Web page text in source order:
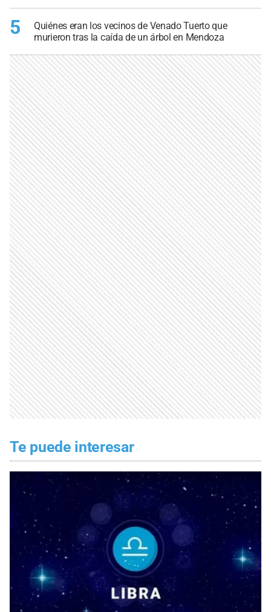
5
Quiénes eran los vecinos de Venado Tuerto que
murieron tras la caída de un árbol en Mendoza
Te puede interesar